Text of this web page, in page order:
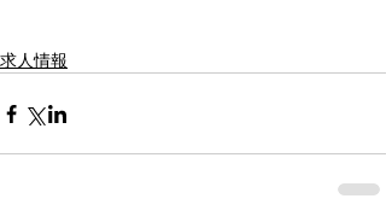
求人情報